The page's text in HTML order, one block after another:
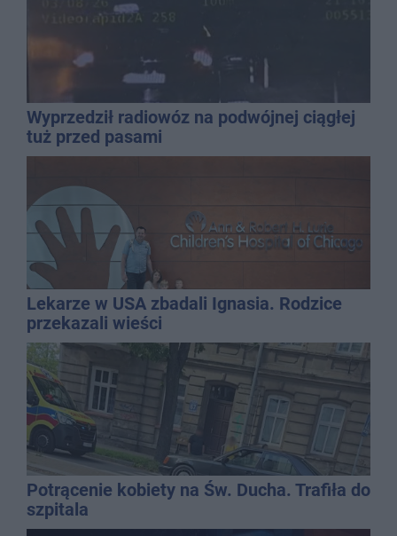
Wyprzedził radiowóz na podwójnej ciągłej
tuż przed pasami
Lekarze w USA zbadali Ignasia. Rodzice
przekazali wieści
Potrącenie kobiety na Św. Ducha. Trafiła do
szpitala